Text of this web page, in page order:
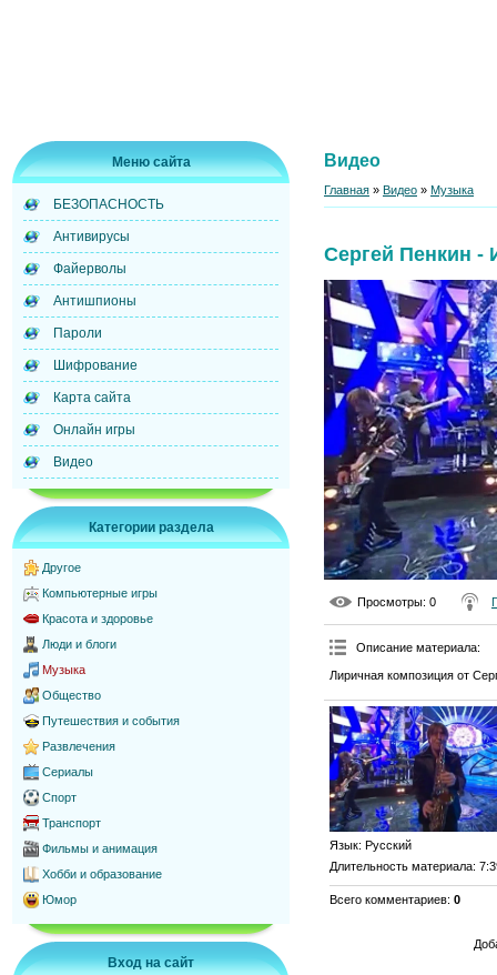
Меню сайта
БЕЗОПАСНОСТЬ
Антивирусы
Файерволы
Антишпионы
Пароли
Шифрование
Карта сайта
Онлайн игры
Видео
Категории раздела
Другое
Компьютерные игры
Красота и здоровье
Люди и блоги
Музыка
Общество
Путешествия и события
Развлечения
Сериалы
Спорт
Транспорт
Фильмы и анимация
Хобби и образование
Юмор
Вход на сайт
Видео
Главная » Видео » Музыка
Сергей Пенкин -
Просмотры: 0
Описание материала:
Лиричная композиция от
Язык: Русский
Длительность материала:
Всего комментариев: 0